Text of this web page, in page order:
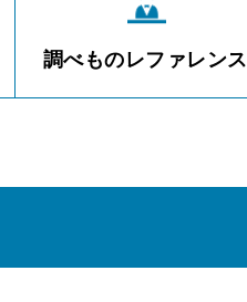
調べものレファレンス